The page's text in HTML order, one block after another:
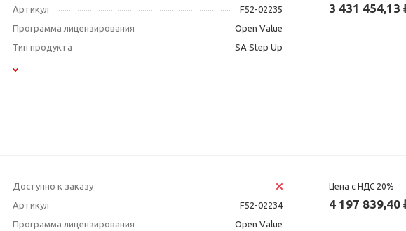
Артикул
F52-02235
Программа лицензирования
Open Value
Тип продукта
SA Step Up
3 431 454,13
Доступно к заказу
Артикул
F52-02234
Программа лицензирования
Open Value
Цена с НДС 20%
4 197 839,40